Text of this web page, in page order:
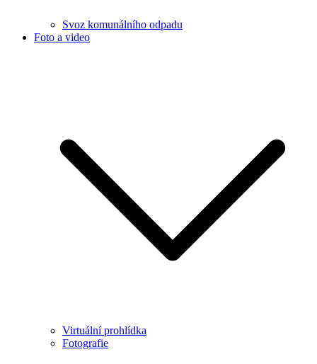
Svoz komunálního odpadu
Foto a video
Virtuální prohlídka
Fotografie